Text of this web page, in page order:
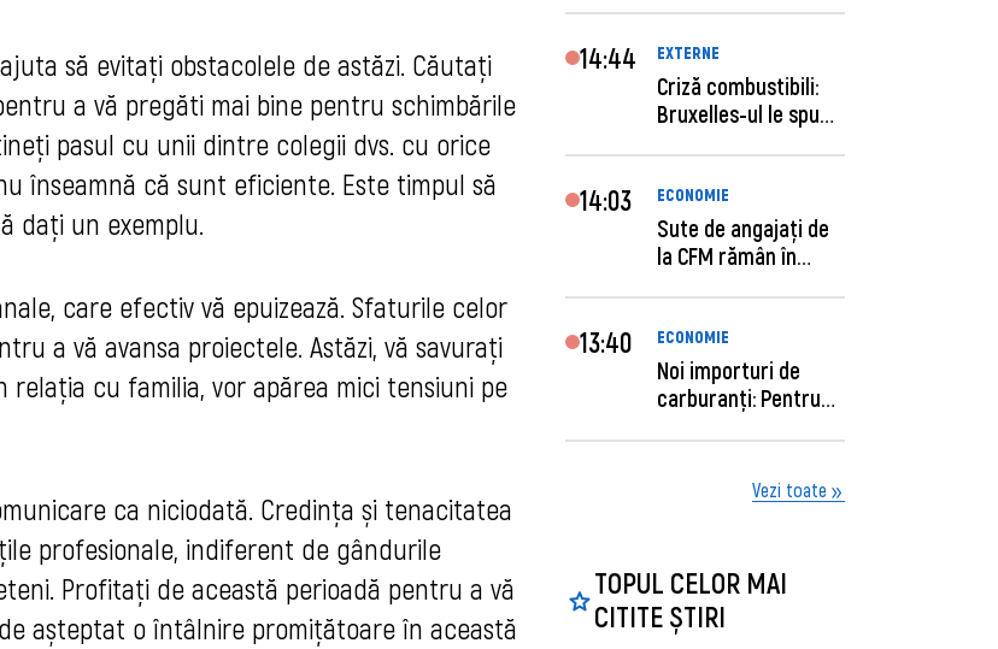
să evitați obstacolele de astăzi. Căutați
a vă pregăti mai bine pentru schimbările
pasul cu unii dintre colegii dvs. cu orice
înseamnă că sunt eficiente. Este timpul să
dați un exemplu.
care efectiv vă epuizează. Sfaturile celor
a vă avansa proiectele. Astăzi, vă savuraţi
cu familia, vor apărea mici tensiuni pe
ca niciodată. Credința și tenacitatea
profesionale, indiferent de gândurile
Profitați de această perioadă pentru a vă
așteptat o întâlnire promițătoare în această
14:44 EXTERNE
Criză combustibili:
Bruxelles-ul le spune
14:03 ECONOMIE
Sute de angajaţi de
la CFM rămân în
13:40 ECONOMIE
Noi importuri de
carburanți: Pentru
Vezi toate
TOPUL CELOR MAI
CITITE ȘTIRI